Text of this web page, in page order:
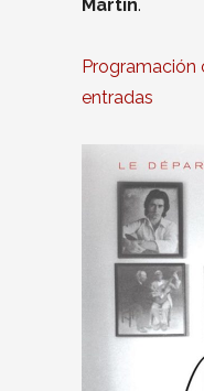
Martín.
entradas